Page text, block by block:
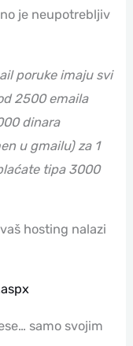
je neupotrebljiv
poruke imaju svi
2500 emaila
dinara
u gmailu) za 1
tipa 3000
hosting nalazi
samo svojim